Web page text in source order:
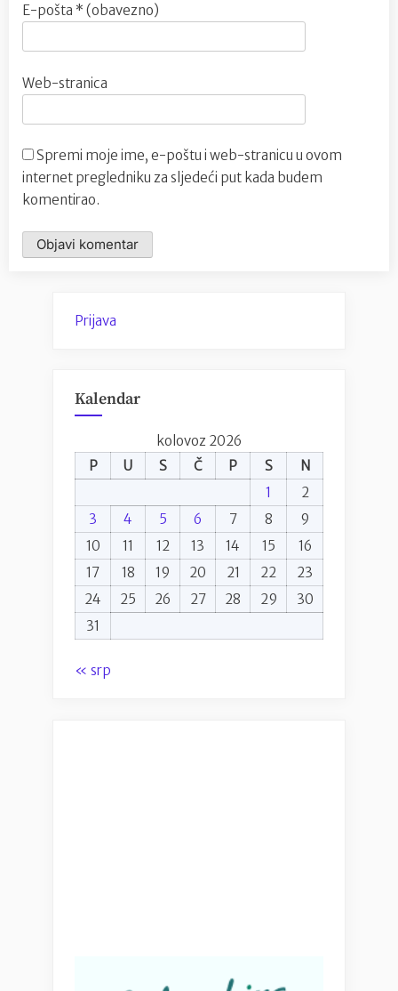
E-pošta * (obavezno)
Web-stranica
Spremi moje ime, e-poštu i web-stranicu u ovom
internet pregledniku za sljedeći put kada budem
komentirao.
Prijava
Kalendar
kolovoz 2026
P
U S Č P S
N
1
2
3
4 5 6 7 8
9
10
11 12 13 14 15
16
17
18 19 20 21 22
23
24
25 26 27 28 29
30
31
« srp